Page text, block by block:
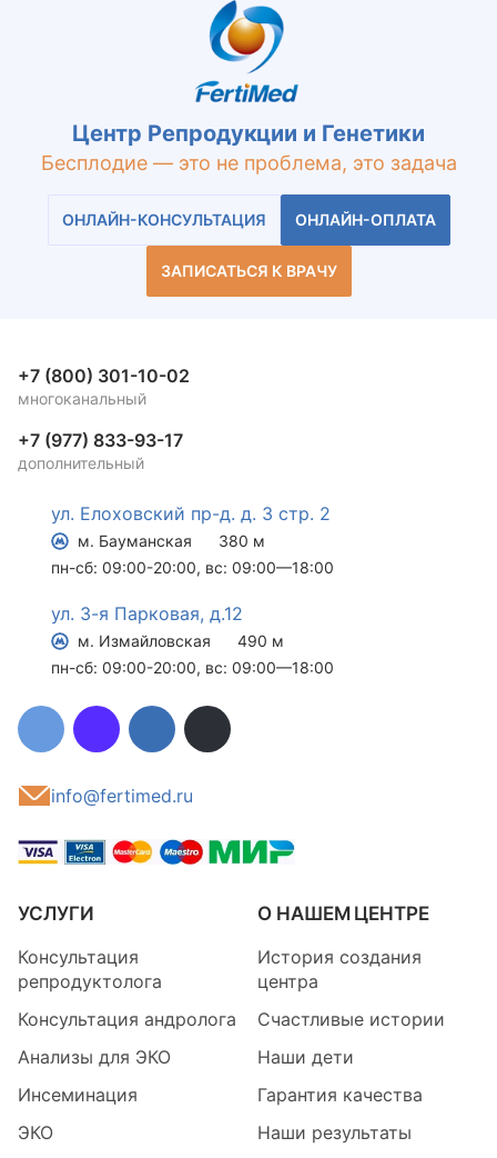
Центр Репродукции и Генетики
Бесплодие — это не проблема, это задача
ОНЛАЙН-КОНСУЛЬТАЦИЯ ОНЛАЙН-ОПЛАТА
ЗАПИСАТЬСЯ К ВРАЧУ
+7 (800) 301-10-02
многоканальный
+7 (977) 833-93-17
дополнительный
ул. Елоховский пр-д. д. 3 стр. 2
м. Бауманская
380 м
пн-сб: 09:00-20:00, вс: 09:00—18:00
ул. 3-я Парковая, д.12
м. Измайловская
490 м
пн-сб: 09:00-20:00, вс: 09:00—18:00
info@fertimed.ru
УСЛУГИ
Консультация
репродуктолога
Консультация андролога
Анализы для ЭКО
Инсеминация
ЭКО
О НАШЕМ ЦЕНТРЕ
История создания
центра
Счастливые истории
Наши дети
Гарантия качества
Наши результаты